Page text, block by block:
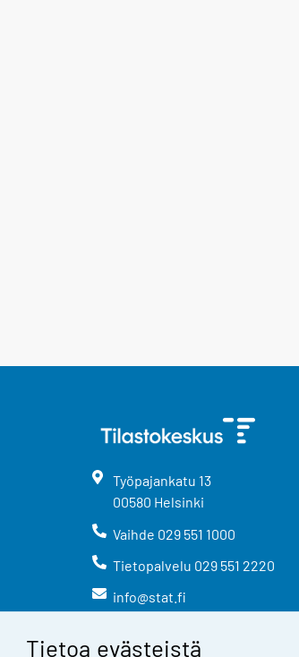
Tietoa evästeistä
Työpajankatu 13
00580 Helsinki
Vaihde 029 551 1000
Tietopalvelu 029 551 2220
info@stat.fi